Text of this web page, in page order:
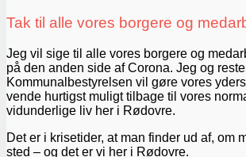
Tak til alle vores borgere og
Jeg vil sige til alle vores borgere og
på den anden side af Corona. Jeg og
Kommunalbestyrelsen vil gøre vores
vende hurtigst muligt tilbage til vores
vidunderlige liv her i Rødovre.
Det er i krisetider, at man finder ud af, om
sted – og det er vi her i Rødovre.